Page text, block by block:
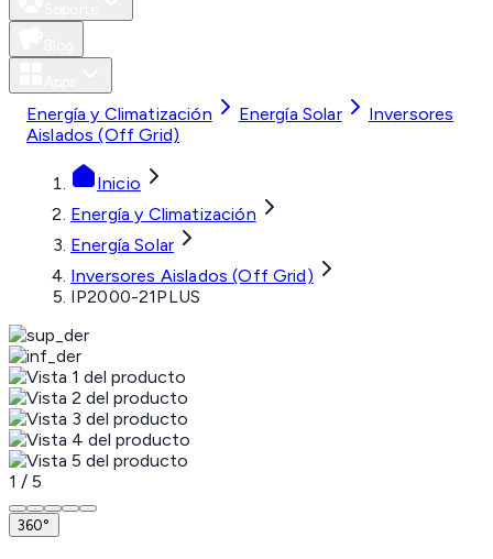
Energía y Climatización Energía Solar
Inversores
Aislados (Off Grid)
Inicio
Energía y Climatización
Energía Solar
Inversores Aislados (Off Grid)
IP2000-21PLUS
1 / 5
360°